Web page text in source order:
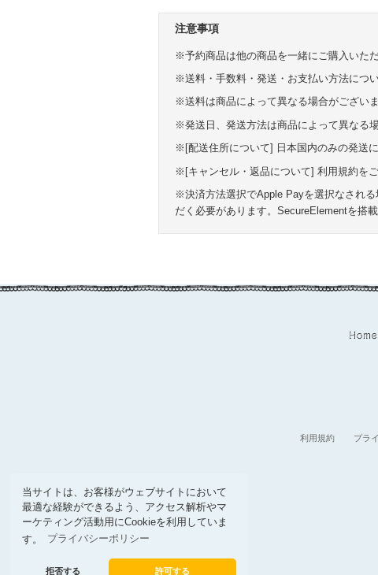
当サイトは、お客様がウェブサイトにおいて
最適な経験ができるよう、アクセス解析やマ
ーケティング活動用にCookieを利用していま
す。
プライバシーポリシー
拒否する 許可する
注意事項
※予約商品は他の商品を一緒にご購入いただ
※送料・手数料・発送・お支払い方法につ
※送料は商品によって異なる場合がござい
※発送日、発送方法は商品によって異なる
※[配送住所について] 日本国内のみの発送に
※[キャンセル・返品について] 利用規約をご
※決済方法選択でApple Payを選択なされ
だく必要があります。SecureElementを搭
利用規約 プラ